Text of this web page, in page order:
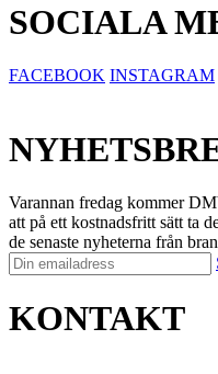
SOCIALA
FACEBOOK INSTAGRAM
Varannan fredag kommer
att på ett kostnadsfritt sätt ta
de senaste nyheterna från
KONTAKT